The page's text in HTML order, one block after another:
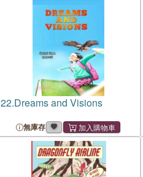
22.Dreams and Visions
無庫存